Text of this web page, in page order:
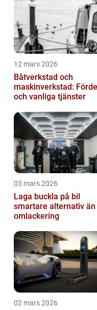
12 mars 2026
Båtverkstad och
maskinverkstad:
och vanliga tjänster
03 mars 2026
Laga buckla på bil
smartare alternativ än
omlackering
02 mars 2026